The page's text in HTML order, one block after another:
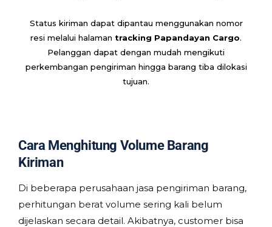
Status kiriman dapat dipantau menggunakan nomor
resi melalui halaman tracking Papandayan Cargo.
Pelanggan dapat dengan mudah mengikuti
perkembangan pengiriman hingga barang tiba dilokasi
tujuan.
Cara Menghitung Volume Barang
Kiriman
Di beberapa perusahaan jasa pengiriman barang,
perhitungan berat volume sering kali belum
dijelaskan secara detail. Akibatnya, customer bisa